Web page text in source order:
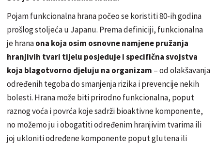
Pojam funkcionalna hrana počeo se koristiti 80-ih godina
prošlog stoljeća u Japanu. Prema definiciji, funkcionalna
je hranaona koja osim osnovne namjene pružanja
hranjivih tvari tijelu posjeduje i specifična svojstva
koja blagotvorno djeluju na organizam – od olakšavanja
određenih tegoba do smanjenja rizika i prevencije nekih
bolesti. Hrana može biti prirodno funkcionalna, poput
raznog voća i povrća koje sadrži bioaktivne komponente,
no možemo ju i obogatiti određenim hranjivim tvarima ili
joj ukloniti određene komponente poput glutena ili